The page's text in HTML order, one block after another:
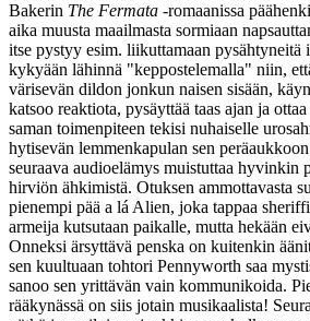
Bakerin The Fermata ‑romaanissa
aika muusta maailmasta sormiaan
itse pystyy esim. liikuttamaan pysähtyneitä
kykyään lähinnä "keppostelemalla" niin,
värisevän dildon jonkun naisen sisään,
katsoo reaktiota, pysäyttää taas ajan ja
saman toimenpiteen tekisi nuhaiselle
hytisevän lemmenkapulan sen
seuraava audioelämys muistuttaa hyvinkin
hirviön ähkimistä. Otuksen ammottavasta
pienempi pää a lá Alien, joka tappaa
armeija kutsutaan paikalle, mutta hekään
Onneksi ärsyttävä penska on kuitenkin
sen kuultuaan tohtori Pennyworth saa
sanoo sen yrittävän vain kommunikoida.
rääkynässä on siis jotain musikaalista!